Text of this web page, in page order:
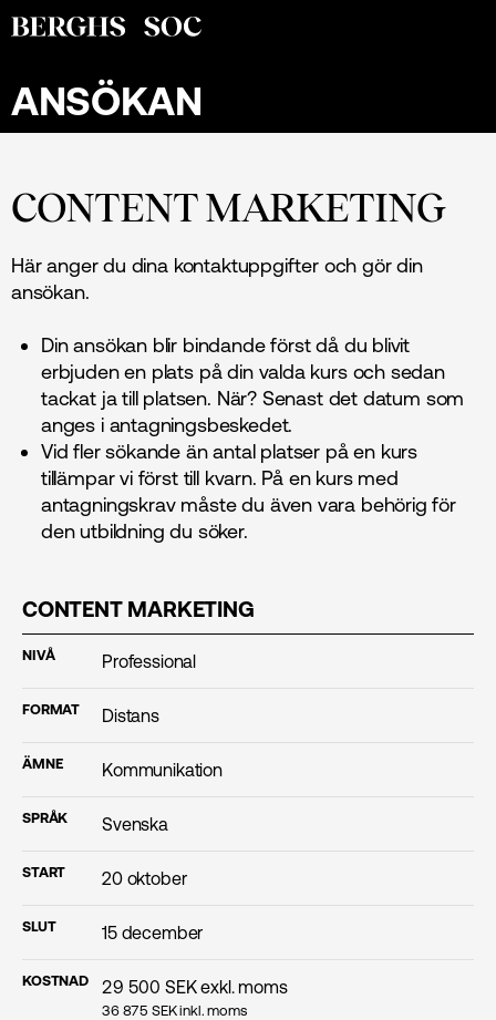
ANSÖKAN
CONTENT MARKETING
Här anger du dina kontaktuppgifter och gör din
ansökan.
Din ansökan blir bindande först då du blivit
erbjuden en plats på din valda kurs och sedan
tackat ja till platsen. När? Senast det datum som
anges i antagningsbeskedet.
Vid fler sökande än antal platser på en kurs
tillämpar vi först till kvarn. På en kurs med
antagningskrav måste du även vara behörig för
den utbildning du söker.
CONTENT MARKETING
NIVÅ Professional
FORMAT Distans
ÄMNE Kommunikation
SPRÅK Svenska
START 20 oktober
SLUT 15 december
KOSTNAD 29 500 SEK exkl. moms
36 875 SEK inkl. moms